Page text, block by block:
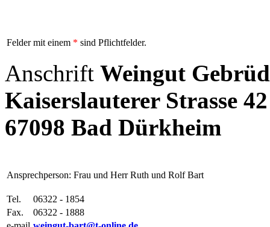
Felder mit einem * sind Pflichtfelder.
Anschrift Weingut
Kaiserslauterer Strasse 42
67098 Bad Dürkheim
Ansprechperson: Frau und Herr Ruth und Rolf Bart
Tel.
06322 - 1854
Fax.
06322 - 1888